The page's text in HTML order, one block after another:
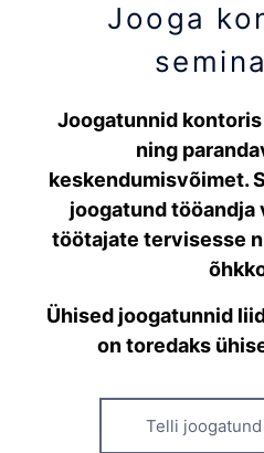
Jooga
Joogatunnid
ning
keskendumisvõimet.
joogatund tööandja
töötajate tervisesse
Ühised joogatunnid
on toredaks
Telli